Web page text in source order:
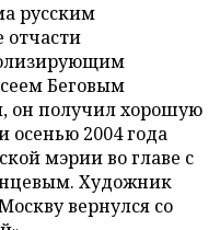
русским
отчасти
Беговым
он получил хорошую
осенью 2004 года
мэрии во главе с
Художник
вернулся со